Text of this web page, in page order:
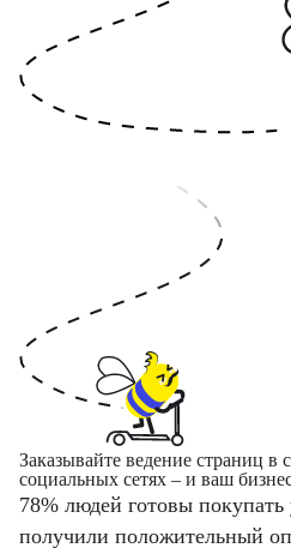
Заказывайте ведение страниц
социальных сетях – и ваш
78% людей готовы
получили положительный